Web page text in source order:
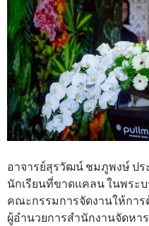
อาจารย์สุรวัฒน์ ชมภูพงษ์ ป
นักเรียนที่ขาดแคลน ในพระ
คณะกรรมการจัดงานให้การ
ผู้อำนวยการสำนักงานจัดหา